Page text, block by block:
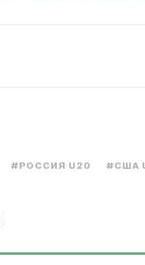
#РОССИЯ U20 #США